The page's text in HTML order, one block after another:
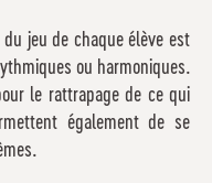
jeu de chaque élève est
ou harmoniques.
le rattrapage de ce qui
également de se